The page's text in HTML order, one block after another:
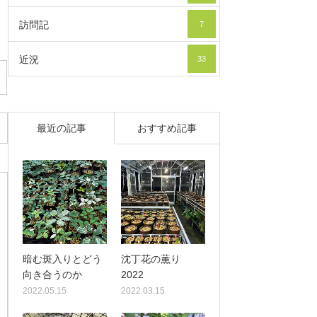
訪問記 7
近況 33
最近の記事 おすすめ記事
暗む斑入りとどう
向き合うのか
2022.05.15
沈丁花の薫り
2022
2022.03.15